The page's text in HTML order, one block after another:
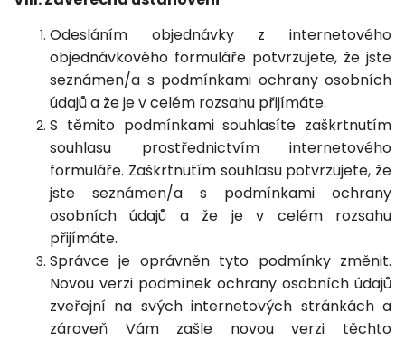
Odesláním objednávky z internetového
objednávkového formuláře potvrzujete, že jste
seznámen/a s podmínkami ochrany osobních
údajů a že je v celém rozsahu přijímáte.
S těmito podmínkami souhlasíte zaškrtnutím
souhlasu prostřednictvím internetového
formuláře. Zaškrtnutím souhlasu potvrzujete, že
jste seznámen/a s podmínkami ochrany
osobních údajů a že je v celém rozsahu
přijímáte.
Správce je oprávněn tyto podmínky změnit.
Novou verzi podmínek ochrany osobních údajů
zveřejní na svých internetových stránkách a
zároveň Vám zašle novou verzi těchto